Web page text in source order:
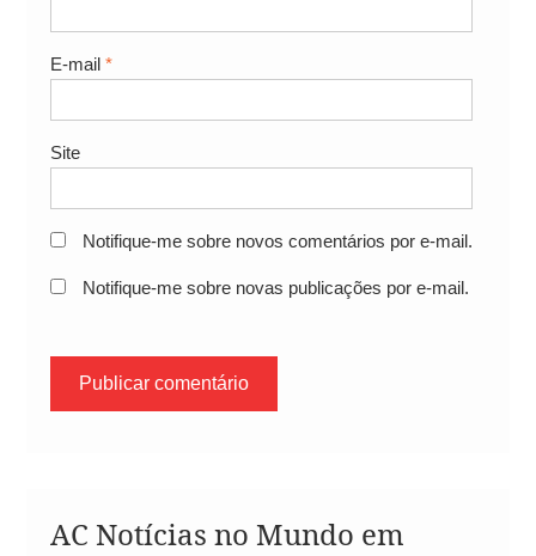
E-mail *
Site
Notifique-me sobre novos comentários por e-mail.
Notifique-me sobre novas publicações por e-mail.
AC Notícias no Mundo em